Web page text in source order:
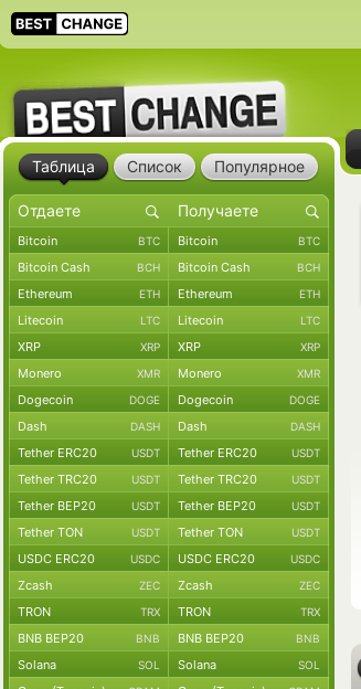
Таблица Список Популярное
Bitcoin BTC Bitcoin BTC
Bitcoin Cash BCH Bitcoin Cash BCH
Ethereum ETH Ethereum ETH
Litecoin LTC Litecoin LTC
XRP XRP XRP XRP
Monero XMR Monero XMR
Dogecoin DOGE Dogecoin DOGE
Dash DASH Dash DASH
Tether ERC20 USDT Tether ERC20 USDT
Tether TRC20 USDT Tether TRC20 USDT
Tether BEP20 USDT Tether BEP20 USDT
Tether TON USDT Tether TON USDT
USDC ERC20 USDC USDC ERC20 USDC
Zcash ZEC Zcash ZEC
TRON TRX TRON TRX
BNB BEP20 BNB BNB BEP20 BNB
Solana SOL Solana SOL